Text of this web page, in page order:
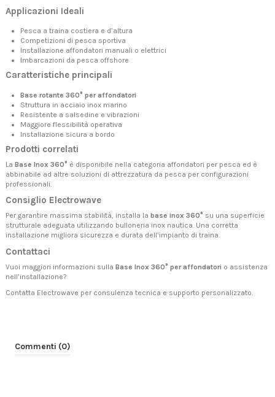
Applicazioni Ideali
Pesca a traina costiera e d’altura
Competizioni di pesca sportiva
Installazione affondatori manuali o elettrici
Imbarcazioni da pesca offshore
Caratteristiche principali
Base rotante 360° per affondatori
Struttura in acciaio inox marino
Resistente a salsedine e vibrazioni
Maggiore flessibilità operativa
Installazione sicura a bordo
Prodotti correlati
La Base Inox 360° è disponibile nella categoria affondatori per pesca ed è
abbinabile ad altre soluzioni di attrezzatura da pesca per configurazioni
professionali.
Consiglio Electrowave
Per garantire massima stabilità, installa la base inox 360° su una superficie
strutturale adeguata utilizzando bulloneria inox nautica. Una corretta
installazione migliora sicurezza e durata dell’impianto di traina.
Contattaci
Vuoi maggiori informazioni sulla Base Inox 360° per affondatori o assistenza
nell’installazione?
Contatta Electrowave per consulenza tecnica e supporto personalizzato.
Commenti (0)